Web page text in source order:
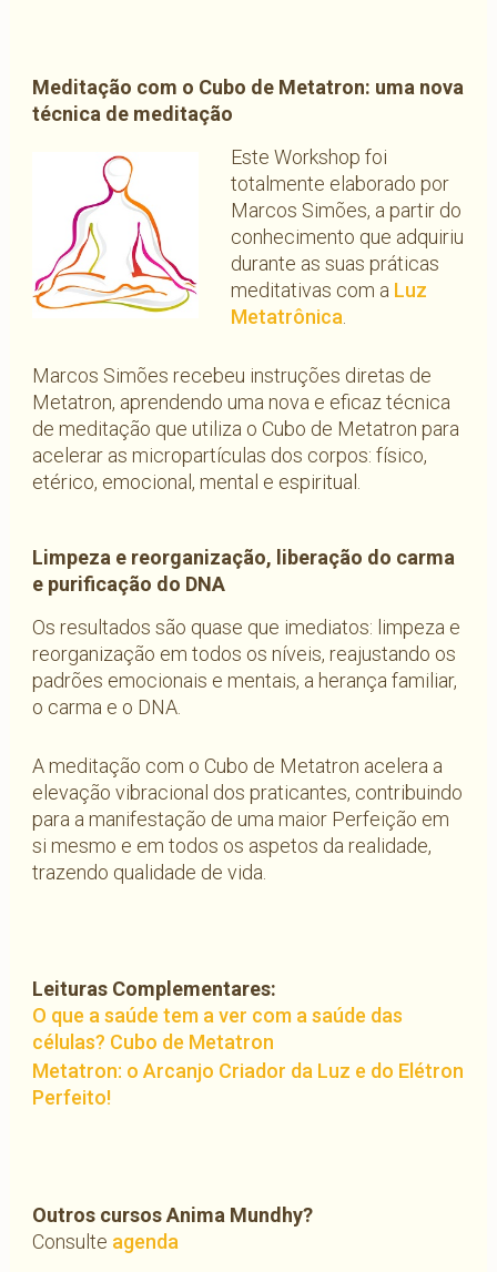
Meditação com o Cubo de Metatron: uma nova
técnica de meditação
Este Workshop foi
totalmente elaborado por
Marcos Simões, a partir do
conhecimento que adquiriu
durante as suas práticas
meditativas com a Luz
Metatrônica
Marcos Simões recebeu instruções diretas de
Metatron, aprendendo uma nova e eficaz técnica
de meditação que utiliza o Cubo de Metatron para
acelerar as micropartículas dos corpos: físico,
etérico, emocional, mental e espiritual.
Limpeza e reorganização, liberação do carma
e purificação do DNA
Os resultados são quase que imediatos: limpeza e
reorganização em todos os níveis, reajustando os
padrões emocionais e mentais, a herança familiar,
o carma e o DNA.
A meditação com o Cubo de Metatron acelera a
elevação vibracional dos praticantes, contribuindo
para a manifestação de uma maior Perfeição em
si mesmo e em todos os aspetos da realidade,
trazendo qualidade de vida.
Leituras Complementares:
O que a saúde tem a ver com a saúde das
células? Cubo de Metatron
Metatron: o Arcanjo Criador da Luz e do Elétron
Perfeito!
Outros cursos Anima Mundhy?
Consulte agenda